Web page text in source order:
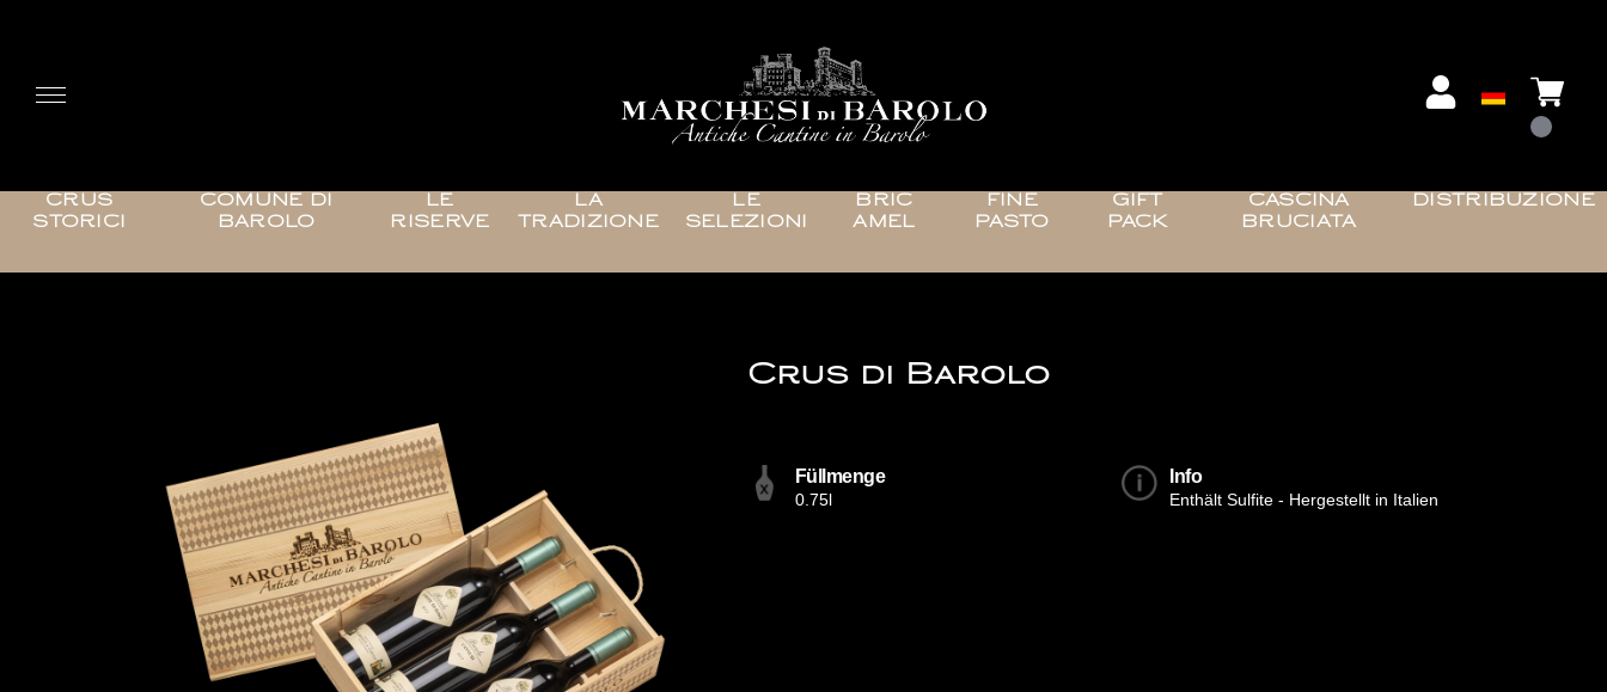
CRUS
STORICI
COMUNE DI
BAROLO
LE
RISERVE
LA
TRADIZIONE
LE
SELEZIONI
BRIC
AMEL
FINE
PASTO
GIFT
PACK
CASCINA
BRUCIATA
DISTRIBUZIONE
Crus di Barolo
Füllmenge
0.75l
Info
Enthält Sulfite - Hergestellt in Italien